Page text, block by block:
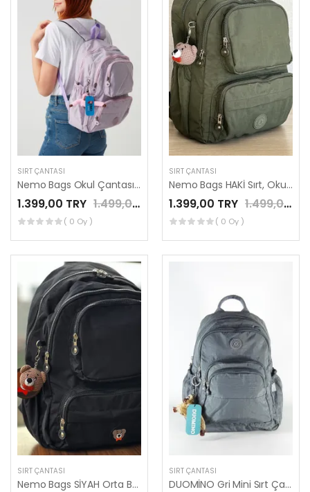
SIRT ÇANTASI
Nemo Bags Okul Çantası Unisex Lila Orta Boy Su Geçirmez Klinkır Kumaş Seyahat Laptop Çantası Su Geçirmez
1.399,00 TRY 1.499,00 TRY
( 0 Oy )
SIRT ÇANTASI
Nemo Bags HAKİ Sırt, Okul, 14 İnç Laptop, Seyahat Çantası Amigurumi Ayıcık Anahtarlık Hediyeli
1.399,00 TRY 1.499,00 TRY
( 0 Oy )
SIRT ÇANTASI
Nemo Bags SİYAH Orta Boy Sırt, Okul, 14 İnç Laptop, Seyahat Çantası Amigurumi Ayıcık Anahtarlık Hediyeli
SIRT ÇANTASI
DUOMİNO Gri Mini Sırt Çantası Su Geçirmez Günlük Kullanım 12″ İnç Tablet Çantası by Nemo Group